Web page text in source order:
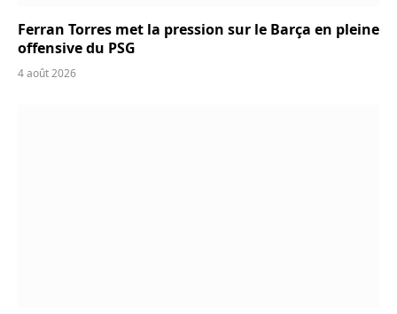
Ferran Torres met la pression sur le Barça en pleine
offensive du PSG
4 août 2026